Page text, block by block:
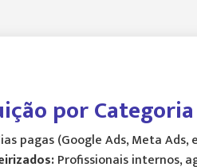
por Categoria
pagas (Google Ads, Meta Ads,
Profissionais internos,